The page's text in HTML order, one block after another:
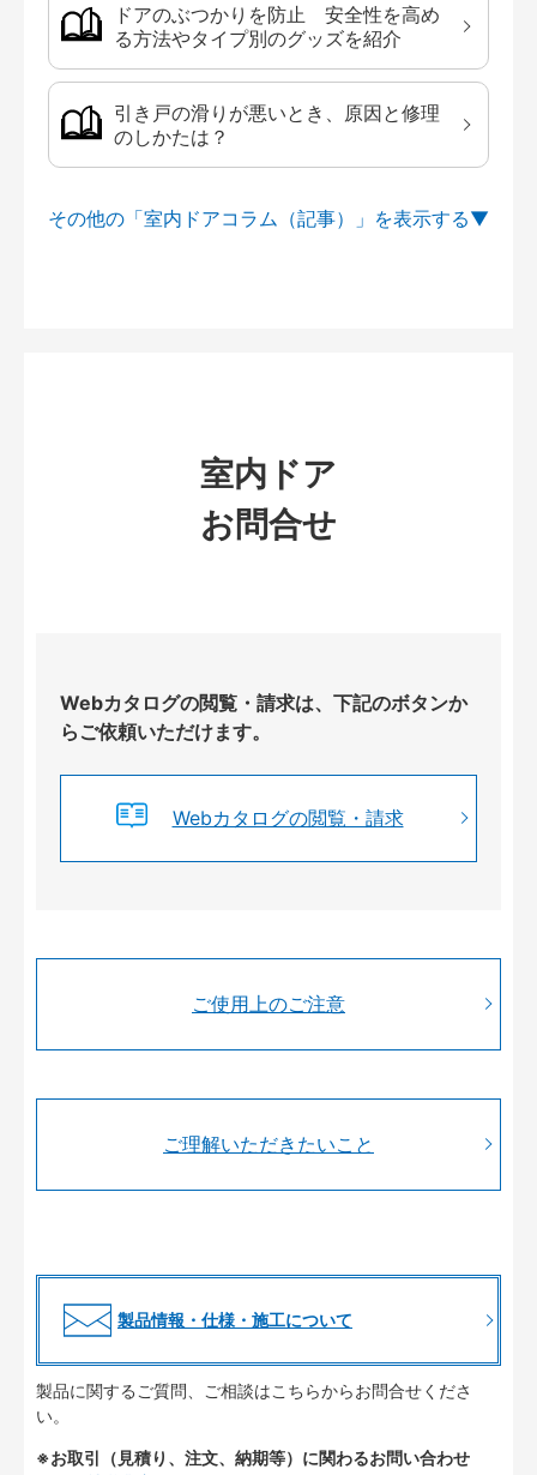
ドアのぶつかりを防止 安全性を高め
る方法やタイプ別のグッズを紹介
引き戸の滑りが悪いとき、原因と修理
のしかたは？
その他の「室内ドアコラム（記事）」を
室内ドア
お問合せ
Webカタログの閲覧・請求は、下記のボタンか
らご依頼いただけます。
Webカタログの閲覧・請求
ご使用上のご注意
ご理解いただきたいこと
製品情報・仕様・施工について
製品に関するご質問、ご相談はこちらからお問合せくださ
い。
※お取引（見積り、注文、納期等）に関わるお問い合わせ